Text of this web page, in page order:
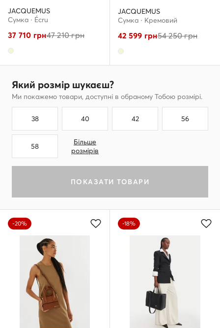
JACQUEMUS
Сумка · Écru
37 710 грн47 210грн
JACQUEMUS
Сумка · Кремовий
42 599 грн54 250грн
Який розмір шукаєш?
Ми покажемо товари, доступні в обраному Тобою розмірі.
38 40 42 56
58
Більше
розмірів
ПОКАЗАТИ ТОВАРИ
-20% -18%